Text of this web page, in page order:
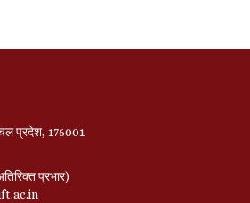
प्रदेश, 176001
प्रभार)